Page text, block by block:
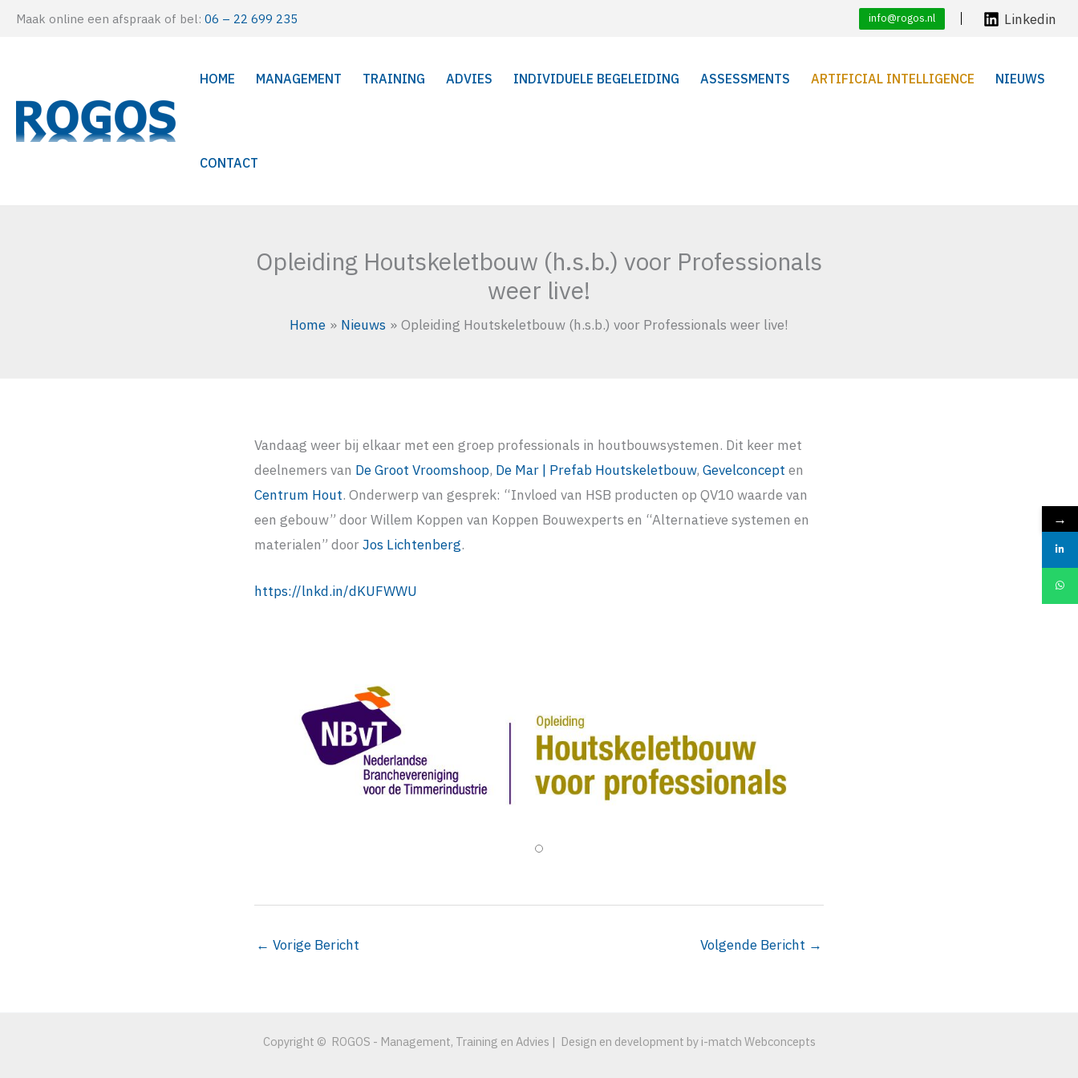
Maak online een afspraak of bel: 06 – 22 699 235 info@rogos.nl Linkedin
HOME MANAGEMENT TRAINING ADVIES INDIVIDUELE BEGELEIDING ASSESSMENTS ARTIFICIAL INTELLIGENCE NIEUWS
CONTACT
Opleiding Houtskeletbouw (h.s.b.) voor Professionals
weer live!
Home Nieuws Opleiding Houtskeletbouw (h.s.b.) voor Professionals weer live!
Vandaag weer bij elkaar met een groep professionals in houtbouwsystemen. Dit keer met
deelnemers van De Groot Vroomshoop, De Mar | Prefab Houtskeletbouw, Gevelconcept en
Centrum Hout. Onderwerp van gesprek: “Invloed van HSB producten op QV10 waarde van
een gebouw” door Willem Koppen van Koppen Bouwexperts en “Alternatieve systemen en
materialen” doorJos Lichtenberg.
https://lnkd.in/dKUFWWU
← Vorige Bericht Volgende Bericht →
Copyright © ROGOS - Management, Training en Advies | Design en development by i-match Webconcepts
→